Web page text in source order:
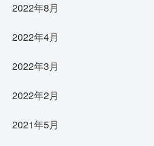
2022年8月
2022年4月
2022年3月
2022年2月
2021年5月